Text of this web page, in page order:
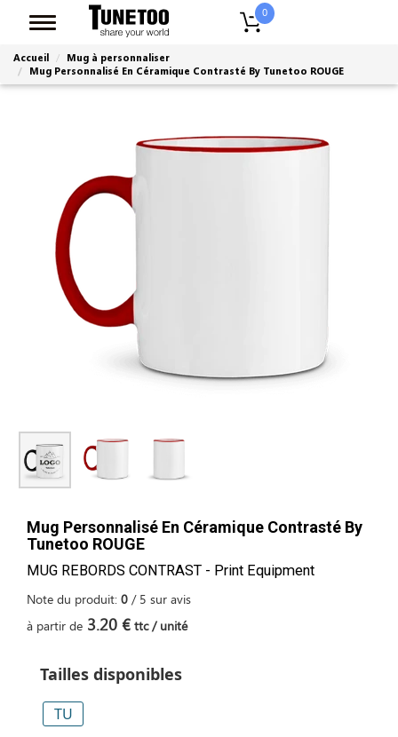
0
Accueil
Mug à personnaliser
Mug Personnalisé En Céramique Contrasté By Tunetoo ROUGE
Mug Personnalisé En Céramique Contrasté By
Tunetoo ROUGE
MUG REBORDS CONTRAST - Print Equipment
Note du produit: 0 / 5 sur avis
à partir de 3.20 € ttc / unité
Tailles disponibles
TU